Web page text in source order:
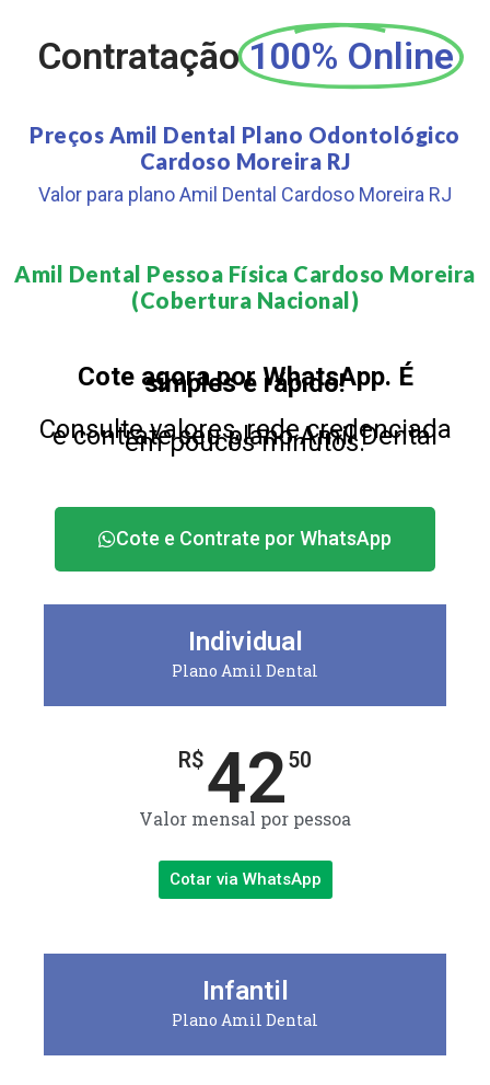
Contratação 100% Online
Preços Amil Dental Plano Odontológico
Cardoso Moreira RJ
Valor para plano Amil Dental Cardoso Moreira RJ
Amil Dental Pessoa Física Cardoso Moreira
(Cobertura Nacional)​
Cote agora por WhatsApp. É
simples e rápido!
Consulte valores, rede credenciada
e contrate seu plano Amil Dental
em poucos minutos.
Cote e Contrate por WhatsApp
Individual
Plano Amil Dental
R$4250
Valor mensal por pessoa
Cotar via WhatsApp
Infantil
Plano Amil Dental